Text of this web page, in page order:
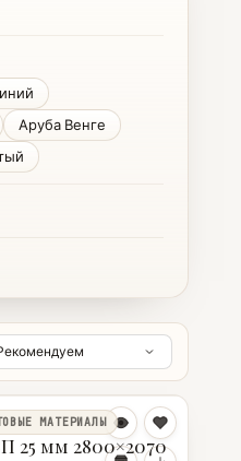
Аруба Венге
МАТЕРИАЛЫ
25 мм 2800×2070